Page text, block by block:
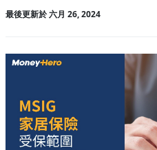
最後更新於 六月 26, 2024